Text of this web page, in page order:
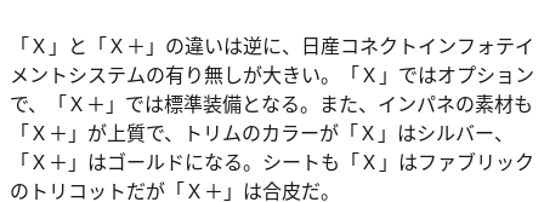
「Ｘ」と「Ｘ＋」の違いは逆に、日産コネクトインフォテイ
メントシステムの有り無しが大きい。「Ｘ」ではオプション
で、「Ｘ＋」では標準装備となる。また、インパネの素材も
「Ｘ＋」が上質で、トリムのカラーが「Ｘ」はシルバー、
「Ｘ＋」はゴールドになる。シートも「Ｘ」はファブリック
のトリコットだが「Ｘ＋」は合皮だ。